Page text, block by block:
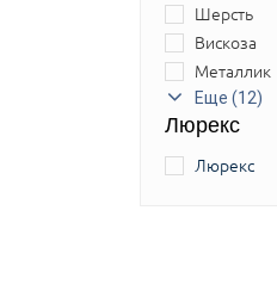
Шерсть
Вискоза
Металлик
Лен
Акрил
Полиуретан
Еще (12)
Люрекс
Люрекс